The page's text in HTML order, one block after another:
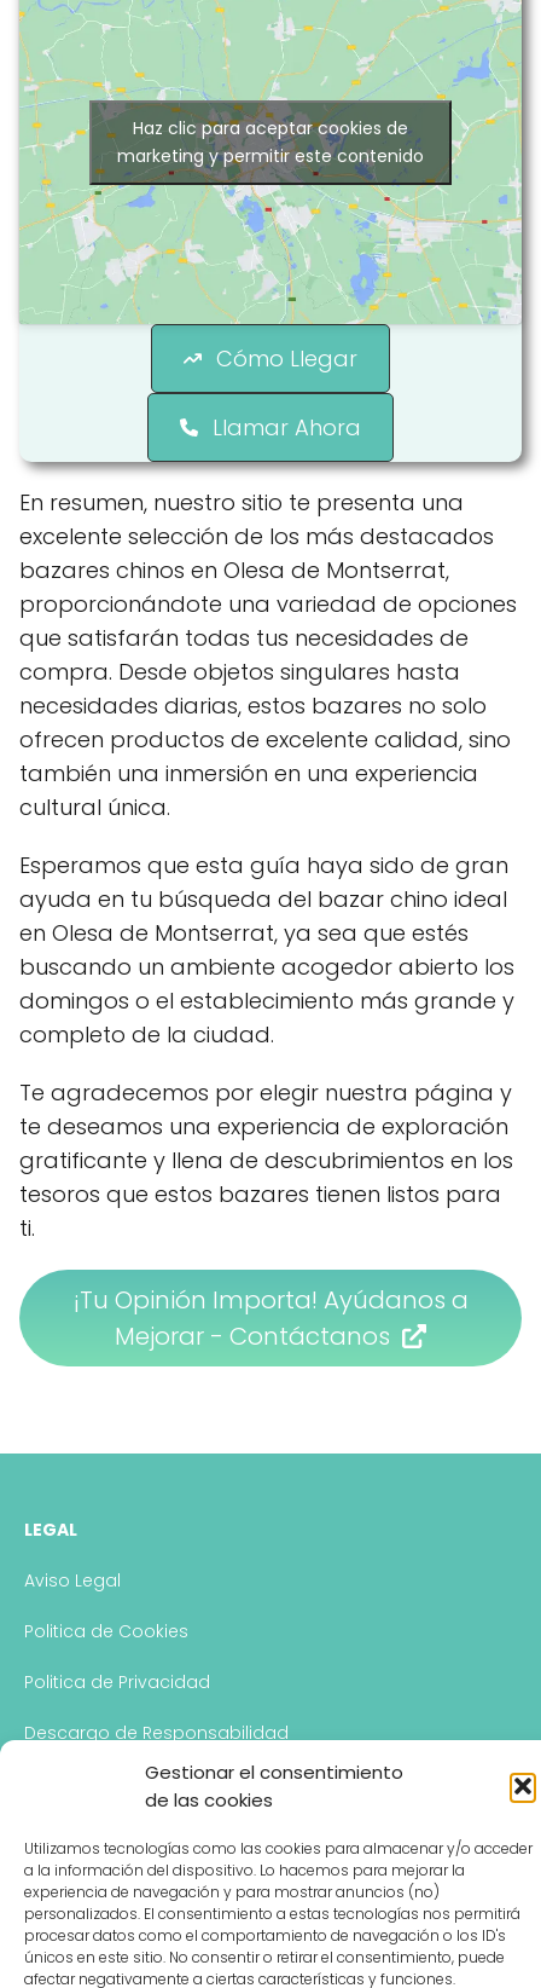
Gestionar el consentimiento
de las cookies
Utilizamos tecnologías como las cookies para almacenar y/o acceder
a la información del dispositivo. Lo hacemos para mejorar la
experiencia de navegación y para mostrar anuncios (no)
personalizados. El consentimiento a estas tecnologías nos permitirá
procesar datos como el comportamiento de navegación o los ID's
únicos en este sitio. No consentir o retirar el consentimiento, puede
afectar negativamente a ciertas características y funciones.
Haz clic para aceptar cookies de
marketing y permitir este contenido
Cómo Llegar
Llamar Ahora
En resumen, nuestro sitio te presenta una
excelente selección de los más destacados
bazares chinos en Olesa de Montserrat,
proporcionándote una variedad de opciones
que satisfarán todas tus necesidades de
compra. Desde objetos singulares hasta
necesidades diarias, estos bazares no solo
ofrecen productos de excelente calidad, sino
también una inmersión en una experiencia
cultural única.
Esperamos que esta guía haya sido de gran
ayuda en tu búsqueda del bazar chino ideal
en Olesa de Montserrat, ya sea que estés
buscando un ambiente acogedor abierto los
domingos o el establecimiento más grande y
completo de la ciudad.
Te agradecemos por elegir nuestra página y
te deseamos una experiencia de exploración
gratificante y llena de descubrimientos en los
tesoros que estos bazares tienen listos para
ti.
¡Tu Opinión Importa! Ayúdanos a
Mejorar - Contáctanos
LEGAL
Aviso Legal
Politica de Cookies
Politica de Privacidad
Descargo de Responsabilidad
Hablemos